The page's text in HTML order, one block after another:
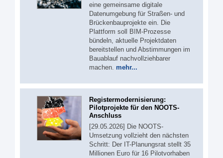
eine gemeinsame digitale
Datenumgebung für Straßen- und
Brückenbauprojekte ein. Die
Plattform soll BIM-Prozesse
bündeln, aktuelle Projektdaten
bereitstellen und Abstimmungen im
Bauablauf nachvollziehbarer
machen. mehr...
Registermodernisierung:
Pilotprojekte für den NOOTS-
Anschluss
[29.05.2026] Die NOOTS-
Umsetzung vollzieht den nächsten
Schritt: Der IT-Planungsrat stellt 35
Millionen Euro für 16 Pilotvorhaben